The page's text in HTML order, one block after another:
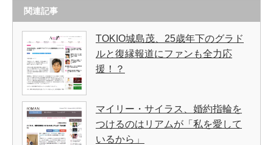
関連記事
TOKIO城島茂、25歳年下のグラド
ルと復縁報道にファンも全力応
援！？
マイリー・サイラス、婚約指輪を
つけるのはリアムが「私を愛して
いるから」